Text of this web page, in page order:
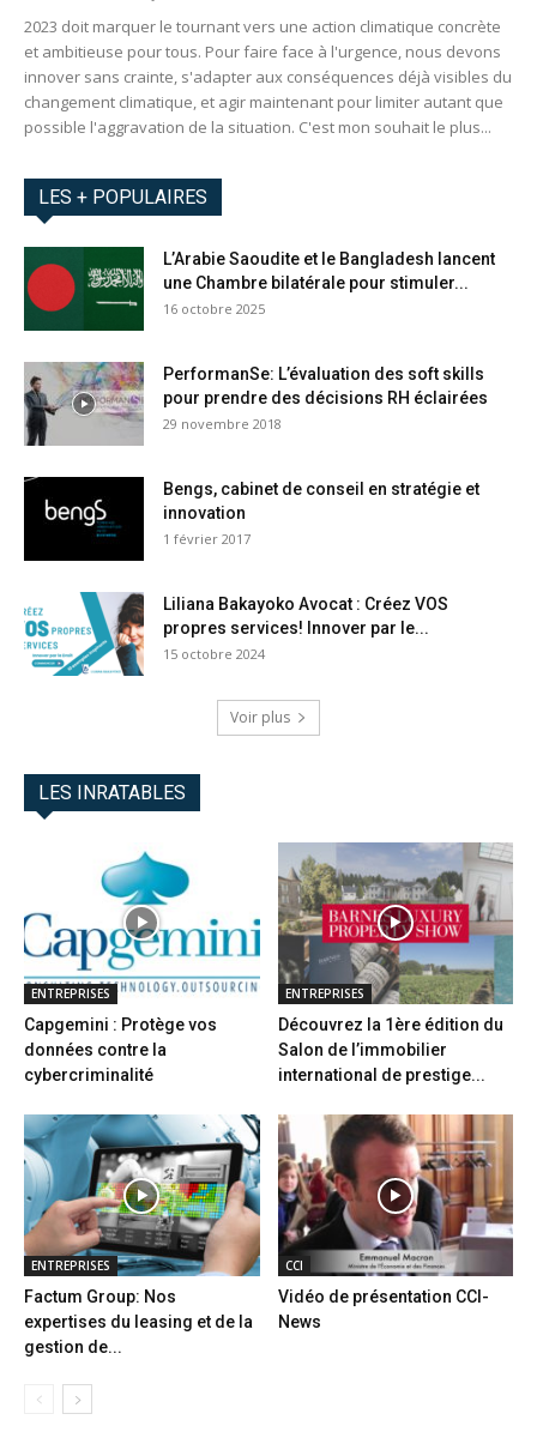
2023 doit marquer le tournant vers une action climatique concrète
et ambitieuse pour tous. Pour faire face à l'urgence, nous devons
innover sans crainte, s'adapter aux conséquences déjà visibles du
changement climatique, et agir maintenant pour limiter autant que
possible l'aggravation de la situation. C'est mon souhait le plus...
LES + POPULAIRES
L’Arabie Saoudite et le Bangladesh lancent
une Chambre bilatérale pour stimuler...
16 octobre 2025
PerformanSe: L’évaluation des soft skills
pour prendre des décisions RH éclairées
29 novembre 2018
Bengs, cabinet de conseil en stratégie et
innovation
1 février 2017
Liliana Bakayoko Avocat : Créez VOS
propres services! Innover par le...
15 octobre 2024
Voir plus
LES INRATABLES
ENTREPRISES
Capgemini : Protège vos
données contre la
cybercriminalité
ENTREPRISES
Découvrez la 1ère édition du
Salon de l’immobilier
international de prestige...
ENTREPRISES
Factum Group: Nos
expertises du leasing et de la
gestion de...
CCI
Vidéo de présentation CCI-
News